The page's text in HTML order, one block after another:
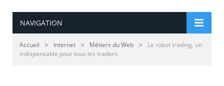
NAVIGATION
Accueil » Internet » Métiers du Web »
Le robot trading, un
indispensable pour tous les traders